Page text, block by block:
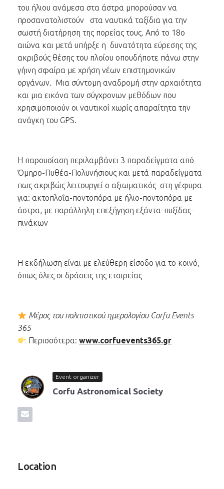
του ήλιου ανάμεσα στα άστρα μπορούσαν να
προσανατολιστούν στα ναυτικά ταξίδια για την
σωστή διατήρηση της πορείας τους. Από το 18ο
αιώνα και μετά υπήρξε η δυνατότητα εύρεσης της
ακριβούς θέσης του πλοίου οπουδήποτε πάνω στην
γήινη σφαίρα με χρήση νέων επιστημονικών
οργάνων. Μια σύντομη αναδρομή στην αρχαιότητα
και μια εικόνα των σύγχρονων μεθόδων που
χρησιμοποιούν οι ναυτικοί χωρίς απαραίτητα την
ανάγκη του GPS.
Η παρουσίαση περιλαμβάνει 3 παραδείγματα από
Όμηρο-Πυθέα-Πολυνήσιους και μετά παραδείγματα
πως ακριβώς λειτουργεί ο αξιωματικός στη γέφυρα
για: ακτοπλοΐα-ποντοπόρα με ήλιο-ποντοπόρα με
άστρα, με παράλληλη επεξήγηση εξάντα-πυξίδας-
πινάκων
Η εκδήλωση είναι με ελεύθερη είσοδο για το κοινό,
όπως όλες οι δράσεις της εταιρείας
Μέρος του πολιτιστικού ημερολογίου Corfu Events
365
Περισσότερα:www.corfuevents365.gr
Event organizer
Corfu Astronomical Society
Location